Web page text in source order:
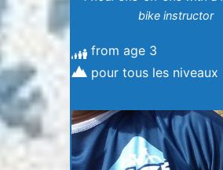
bike instructor
from age 3
pour tous les niveaux